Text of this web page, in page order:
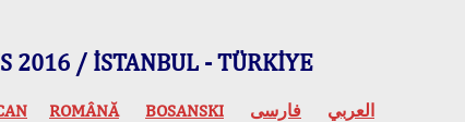
2016 / İSTANBUL - TÜRKİYE
ROMÂNĂ BOSANSKI العربي فارسی